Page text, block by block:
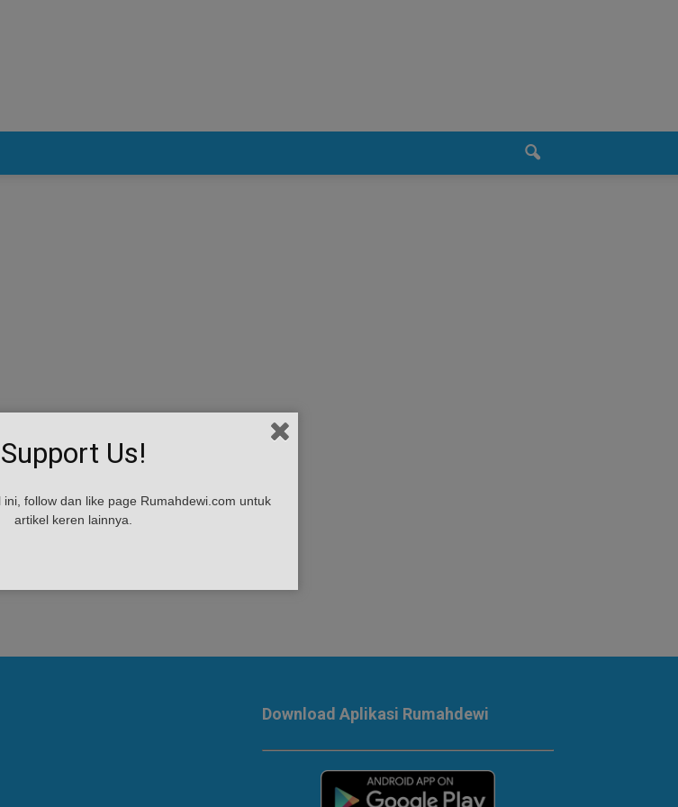
Download Aplikasi Rumahdewi
Support Us!
follow dan like page Rumahdewi.com untuk
artikel keren lainnya.